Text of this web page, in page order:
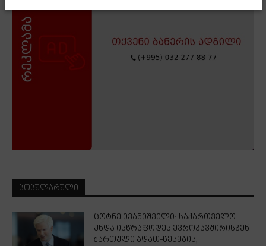
ᲞᲝᲞᲣᲚᲐᲠᲣᲚᲘ
ცოტნე ივანიშვილი: საქართველო
უნდა ისწრაფოდეს ევროკავშირისკენ
ქართული ადათ-წესების,